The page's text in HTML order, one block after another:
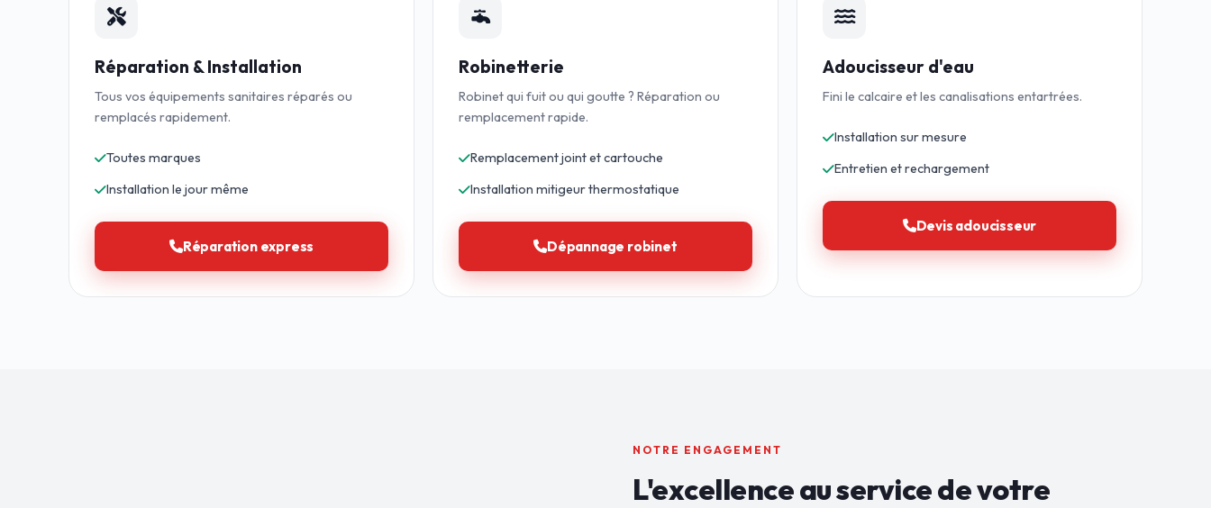
Réparation & Installation
Tous vos équipements sanitaires réparés ou
remplacés rapidement.
Toutes marques
Installation le jour même
Réparation express
Robinetterie
Robinet qui fuit ou qui goutte ? Réparation ou
remplacement rapide.
Remplacement joint et cartouche
Installation mitigeur thermostatique
Dépannage robinet
Adoucisseur d'eau
Fini le calcaire et les canalisations entartrées.
Installation sur mesure
Entretien et rechargement
Devis adoucisseur
NOTRE ENGAGEMENT
L'excellence au service devotre